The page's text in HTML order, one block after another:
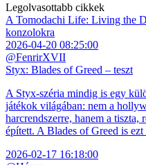
Legolvasottabb cikkek
A Tomodachi Life: Living the
konzolokra
2026-04-20 08:25:00
@FenrirXVII
Styx: Blades of Greed – teszt
A Styx-széria mindig is egy
játékok világában: nem a
harcrendszerre, hanem a tiszta,
épített. A Blades of Greed is
2026-02-17 16:18:00